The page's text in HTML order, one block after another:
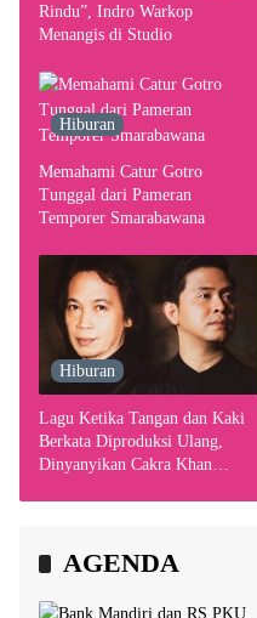
Rindu”, Indro Warkop
Menangis di Studio
Hiburan
Memahami Catur Gotro
Tunggal dari Pameran
Temporer Smarabawana
Hiburan
Lagu Ketika Tangan dan Kaki
Berkata Diproduksi Ulang,
Dinyanyikan Cakra Khan
AGENDA